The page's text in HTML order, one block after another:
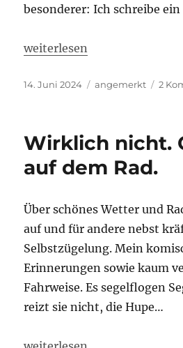
besonderer: Ich schreibe ein
„Völlig unsportlich: Ich
weiterlesen
Veröffentlicht
14. Juni 2024 Kategorien
angemerkt 2
Wirklich nicht.
auf dem Rad.
Über schönes Wetter und
auf und für andere nebst
Selbstzügelung. Mein
Erinnerungen sowie kaum
Fahrweise. Es segelflogen
reizt sie nicht, die Hupe…